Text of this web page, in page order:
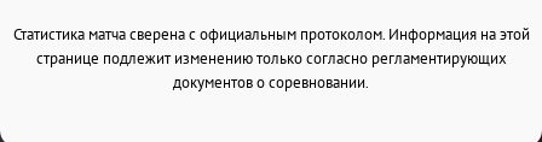
Статистика матча сверена с официальным протоколом. Информация на этой
странице подлежит изменению только согласно регламентирующих
документов о соревновании.